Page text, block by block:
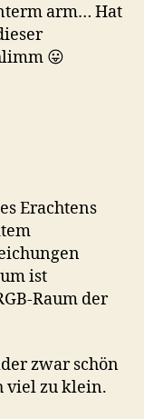
arm… Hat
😛
Erachtens
ist
Raum der
zwar schön
viel zu klein.